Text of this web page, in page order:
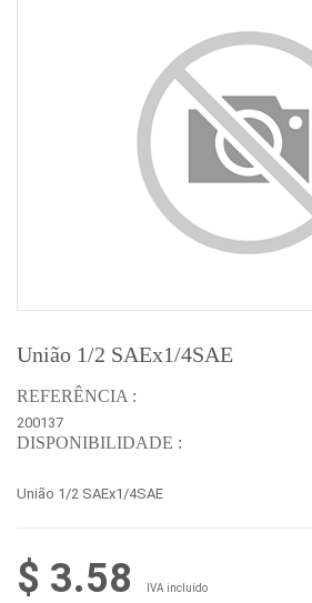
União 1/2 SAEx1/4SAE
REFERÊNCIA :
200137
DISPONIBILIDADE :
União 1/2 SAEx1/4SAE
$ 3.58 IVA incluído